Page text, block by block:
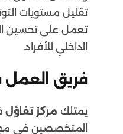
تقليل مستويات
تعمل على تحسين
الداخلي للأفراد.
فريق العمل
يمتلك مركز تفاؤل
المتخصصين في